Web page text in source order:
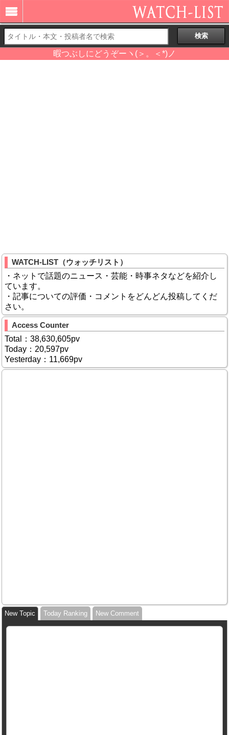
暇つぶしにどうぞーヽ(＞。＜*)ノ
WATCH-LIST（ウォッチリスト）
・ネットで話題のニュース・芸能・時事ネタなどを紹介し
ています。
・記事についての評価・コメントをどんどん投稿してくだ
さい。
Access Counter
Total：38,630,605pv
Today：20,597pv
Yesterday：11,669pv
New Topic Today Ranking New Comment